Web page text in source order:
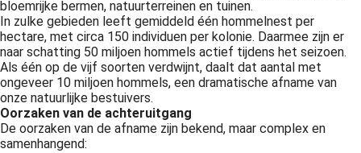
bloemrijke bermen, natuurterreinen en tuinen.
In zulke gebieden leeft gemiddeld één hommelnest per
hectare, met circa 150 individuen per kolonie. Daarmee zijn er
naar schatting 50 miljoen hommels actief tijdens het seizoen.
Als één op de vijf soorten verdwijnt, daalt dat aantal met
ongeveer 10 miljoen hommels, een dramatische afname van
onze natuurlijke bestuivers.
Oorzaken van de achteruitgang
De oorzaken van de afname zijn bekend, maar complex en
samenhangend: